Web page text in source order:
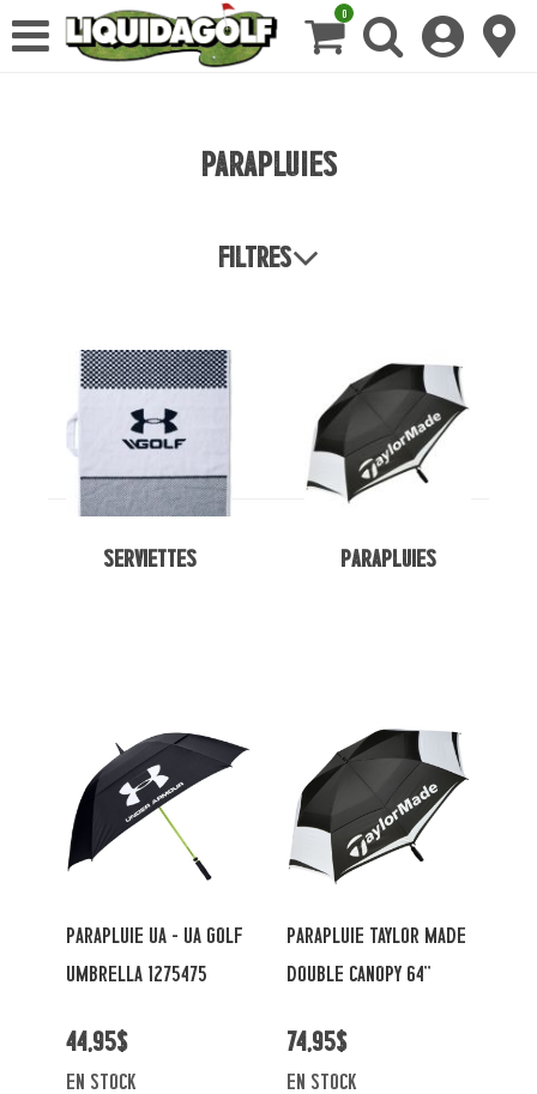
0
Parapluies
Filtres
Serviettes Parapluies
PARAPLUIE UA - UA GOLF
UMBRELLA 1275475
44,95$
en stock
PARAPLUIE TAYLOR MADE
DOUBLE CANOPY 64''
74,95$
en stock